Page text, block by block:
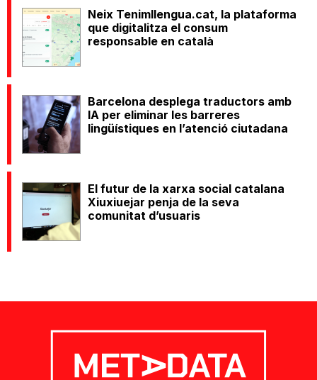
Neix Tenimllengua.cat, la plataforma
que digitalitza el consum
responsable en català
Barcelona desplega traductors amb
IA per eliminar les barreres
lingüístiques en l’atenció ciutadana
El futur de la xarxa social catalana
Xiuxiuejar penja de la seva
comunitat d’usuaris